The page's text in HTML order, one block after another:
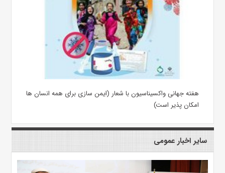
هفته جهانی واکسیناسیون با شعار (ایمن سازی برای همه انسان ها
امکان پذیر است)
سایر اخبار عمومی